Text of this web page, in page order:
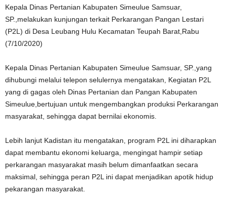
Kepala Dinas Pertanian Kabupaten Simeulue Samsuar,
SP.,melakukan kunjungan terkait Perkarangan Pangan Lestari
(P2L) di Desa Leubang Hulu Kecamatan Teupah Barat,Rabu
(7/10/2020)
Kepala Dinas Pertanian Kabupaten Simeulue Samsuar, SP.,yang
dihubungi melalui telepon selulernya mengatakan, Kegiatan P2L
yang di gagas oleh Dinas Pertanian dan Pangan Kabupaten
Simeulue,bertujuan untuk mengembangkan produksi Perkarangan
masyarakat, sehingga dapat bernilai ekonomis.
Lebih lanjut Kadistan itu mengatakan, program P2L ini diharapkan
dapat membantu ekonomi keluarga, mengingat hampir setiap
perkarangan masyarakat masih belum dimanfaatkan secara
maksimal, sehingga peran P2L ini dapat menjadikan apotik hidup
pekarangan masyarakat.